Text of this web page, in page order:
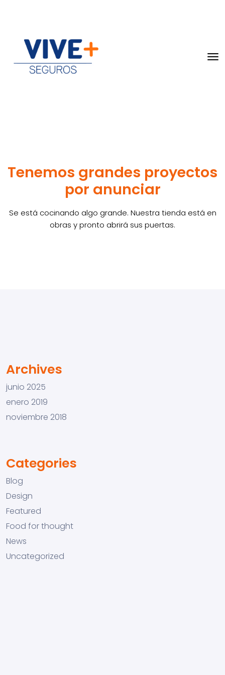
Tenemos grandes proyectos
por anunciar
Se está cocinando algo grande. Nuestra tienda está en
obras y pronto abrirá sus puertas.
Archives
junio 2025
enero 2019
noviembre 2018
Categories
Blog
Design
Featured
Food for thought
News
Uncategorized